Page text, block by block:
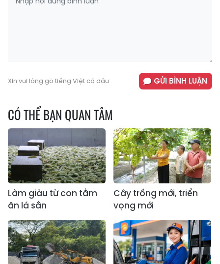
Xin vui lòng gõ tiếng Việt có dấu GỬI BÌNH LUẬN
CÓ THỂ BẠN QUAN TÂM
Làm giàu từ con tằm
ăn lá sắn
Cây trồng mới, triển
vọng mới